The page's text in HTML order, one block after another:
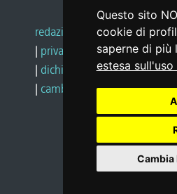
Questo sito
cookie di
saperne di più
estesa
Cambia
redazione web |note legali
| privacy
social media
| dichiarazione di accessibilità
| cambio preferenze cookie